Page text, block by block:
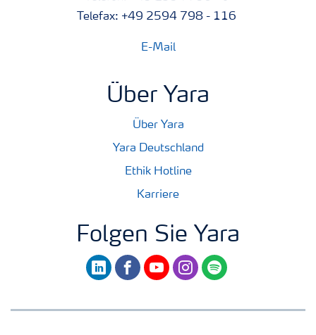
Telefax: +49 2594 798 - 116
E-Mail
Über Yara
Über Yara
Yara Deutschland
Ethik Hotline
Karriere
Folgen Sie Yara
linkedinfacebookyoutubeinstagram
spotify